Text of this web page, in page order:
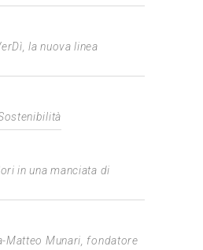
la nuova linea
in una manciata di
Matteo Munari, fondatore